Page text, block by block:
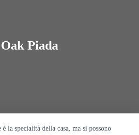
Oak Piada
la specialità della casa, ma si possono